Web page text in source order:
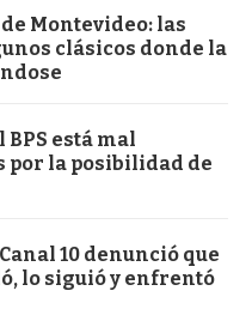
Montevideo: las
clásicos donde la
está mal
por la posibilidad de
10 denunció que
lo siguió y enfrentó